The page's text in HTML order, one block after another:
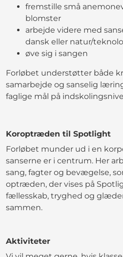
fremstille små
blomster
arbejde videre med
dansk eller natur/
øve sig i sangen
Forløbet understøtter både
samarbejde og sanselig
faglige mål på
Koroptræden til Spotlight
Forløbet munder ud i en
sanserne er i centrum. Her
sang, fagter og bevægelse,
optræden, der vises på
fællesskab, tryghed og
sammen.
Aktiviteter